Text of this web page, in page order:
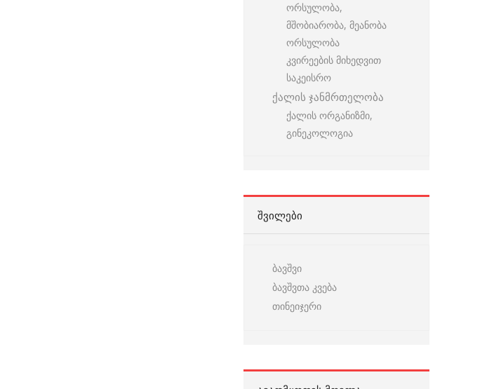
ორსულობა,
მშობიარობა, მეანობა
ორსულობა
კვირეების მიხედვით
საკეისრო
ქალის ჯანმრთელობა
ქალის ორგანიზმი,
გინეკოლოგია
ᲨᲕᲘᲚᲔᲑᲘ
ბავშვი
ბავშვთა კვება
თინეიჯერი